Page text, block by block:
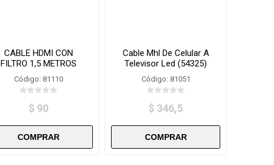
CABLE HDMI CON
FILTRO 1,5 METROS
TR1.5y/1,5-HW
Código: 81110
$ 90
Cable Mhl De Celular A
Televisor Led (54325)
Código: 81051
$ 346,5